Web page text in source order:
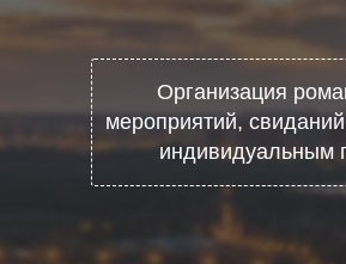
Организация
мероприятий,
индивидуальным